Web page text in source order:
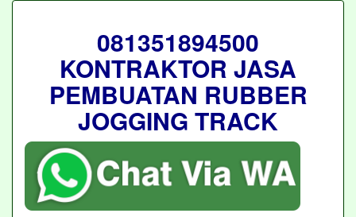
081351894500
KONTRAKTOR JASA
PEMBUATAN RUBBER
JOGGING TRACK